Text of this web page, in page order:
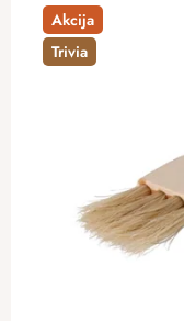
Akcija
Trivia